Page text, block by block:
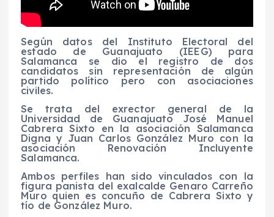
Según datos del Instituto Electoral del
estado de Guanajuato (IEEG) para
Salamanca se dio el registro de dos
candidatos sin representación de algún
partido político pero con asociaciones
civiles.
Se trata del exrector general de la
Universidad de Guanajuato José Manuel
Cabrera Sixto en la asociación Salamanca
Digna y Juan Carlos González Muro con la
asociación Renovación Incluyente
Salamanca.
Ambos perfiles han sido vinculados con la
figura panista del exalcalde Genaro Carreño
Muro quien es concuño de Cabrera Sixto y
tío de González Muro.